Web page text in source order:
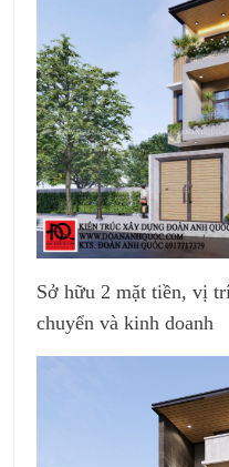
Sở hữu 2 mặt tiền, vị
chuyển và kinh doanh